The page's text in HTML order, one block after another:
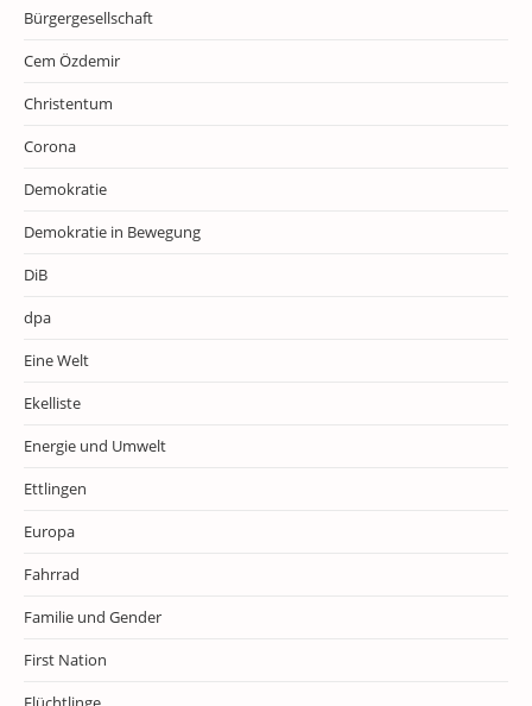
Bürgergesellschaft
Cem Özdemir
Christentum
Corona
Demokratie
Demokratie in Bewegung
DiB
dpa
Eine Welt
Ekelliste
Energie und Umwelt
Ettlingen
Europa
Fahrrad
Familie und Gender
First Nation